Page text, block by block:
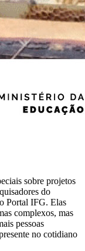
sobre projetos
do
Portal IFG. Elas
complexos, mas
pessoas
no cotidiano